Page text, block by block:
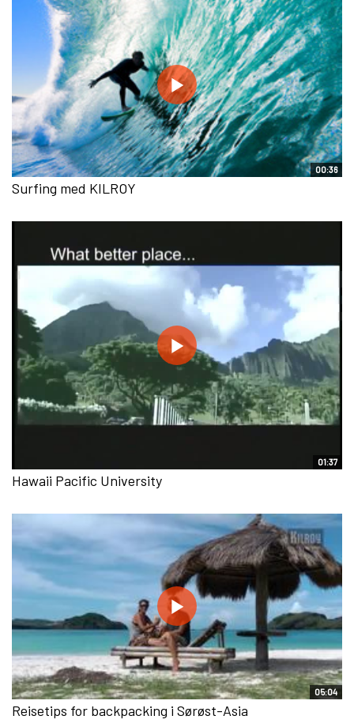
00:36
Surfing med KILROY
01:37
Hawaii Pacific University
05:04
Reisetips for backpacking i Sørøst-Asia